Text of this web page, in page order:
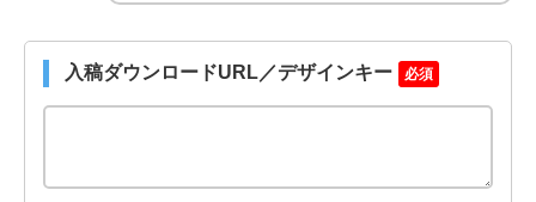
入稿ダウンロードURL／デザインキー 必須